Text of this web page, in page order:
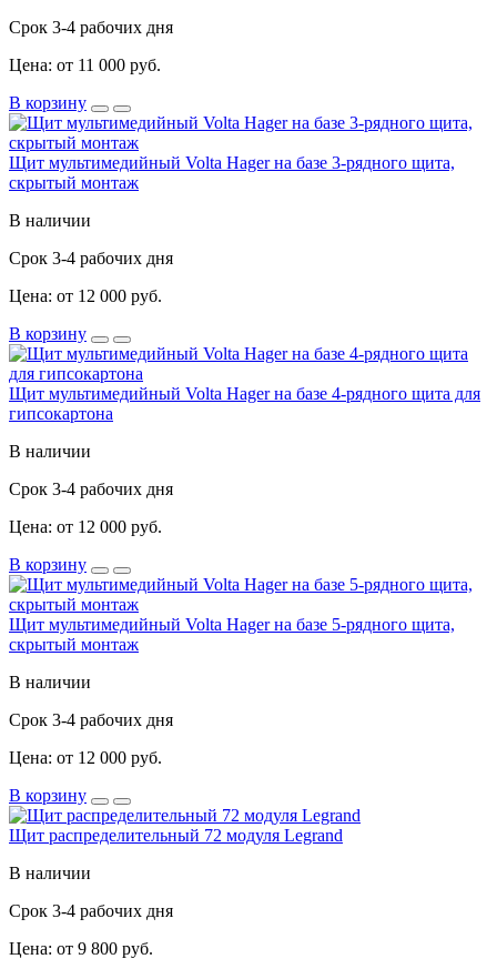
Срок 3-4 рабочих дня
Цена: от 11 000 руб.
В корзину
Щит мультимедийный Volta Hager на базе 3-рядного щита,
скрытый монтаж
В наличии
Срок 3-4 рабочих дня
Цена: от 12 000 руб.
В корзину
Щит мультимедийный Volta Hager на базе 4-рядного щита для
гипсокартона
В наличии
Срок 3-4 рабочих дня
Цена: от 12 000 руб.
В корзину
Щит мультимедийный Volta Hager на базе 5-рядного щита,
скрытый монтаж
В наличии
Срок 3-4 рабочих дня
Цена: от 12 000 руб.
В корзину
Щит распределительный 72 модуля Legrand
В наличии
Срок 3-4 рабочих дня
Цена: от 9 800 руб.